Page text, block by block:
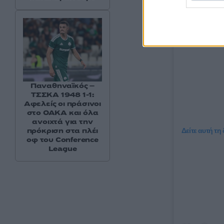
Δείτε αυτή
Παναθηναϊκός –
ΤΣΣΚΑ 1948 1-1:
Αφελείς οι πράσινοι
στο ΟΑΚΑ και όλα
ανοιχτά για την
πρόκριση στα πλέι
οφ του Conference
League